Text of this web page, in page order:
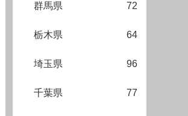
群馬県 72
栃木県 64
埼玉県 96
千葉県 77